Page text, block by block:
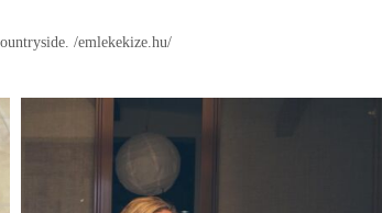
/emlekekize.hu/